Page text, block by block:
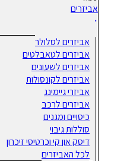
אביזרים
אביזרים לסלולר
אביזרים לטאבלטים
אביזרים לשעונים
אביזרים לקונסולות
אביזרי גיימינג
אביזרים לרכב
כיסויים ומגנים
סוללות גיבוי
דיסק און קי וכרטיסי זיכרון
לכל האביזרים